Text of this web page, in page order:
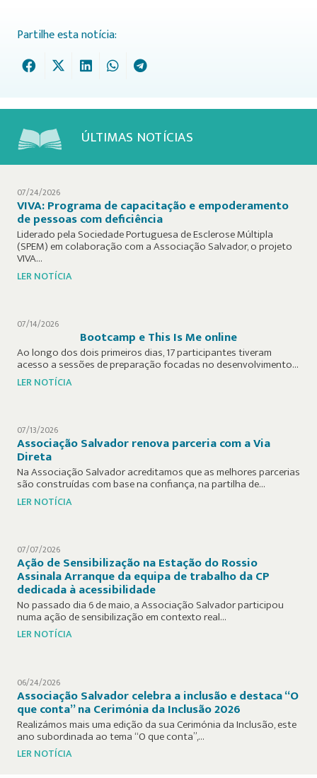
Partilhe esta notícia:
ÚLTIMAS NOTÍCIAS
07/24/2026
VIVA: Programa de capacitação e empoderamento
de pessoas com deficiência
Liderado pela Sociedade Portuguesa de Esclerose Múltipla
(SPEM) em colaboração com a Associação Salvador, o projeto
VIVA…
LER NOTÍCIA
07/14/2026
Bootcamp e This Is Me online
Ao longo dos dois primeiros dias, 17 participantes tiveram
acesso a sessões de preparação focadas no desenvolvimento…
LER NOTÍCIA
07/13/2026
Associação Salvador renova parceria com a Via
Direta
Na Associação Salvador acreditamos que as melhores parcerias
são construídas com base na confiança, na partilha de…
LER NOTÍCIA
07/07/2026
Ação de Sensibilização na Estação do Rossio
Assinala Arranque da equipa de trabalho da CP
dedicada à acessibilidade
No passado dia 6 de maio, a Associação Salvador participou
numa ação de sensibilização em contexto real…
LER NOTÍCIA
06/24/2026
Associação Salvador celebra a inclusão e destaca “O
que conta” na Cerimónia da Inclusão 2026
Realizámos mais uma edição da sua Cerimónia da Inclusão, este
ano subordinada ao tema “O que conta”,…
LER NOTÍCIA